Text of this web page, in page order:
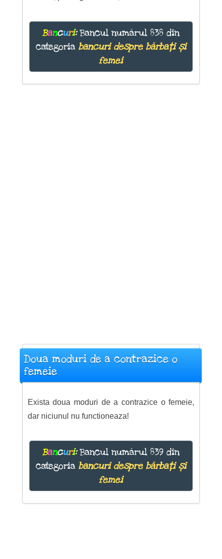
Bancuri:Bancul numărul 838 din
categoria bancuri despre bărbați și
femei
Doua moduri de a contrazice o
femeie
Exista doua moduri de a contrazice o femeie,
dar niciunul nu functioneaza!
Bancuri:Bancul numărul 839 din
categoria bancuri despre bărbați și
femei